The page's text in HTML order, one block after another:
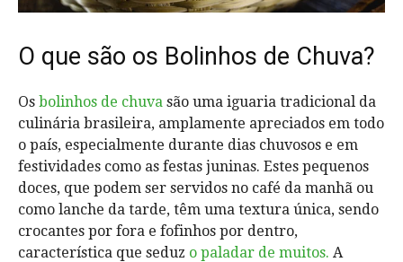
O que são os Bolinhos de Chuva?
Os bolinhos de chuva são uma iguaria tradicional da
culinária brasileira, amplamente apreciados em todo
o país, especialmente durante dias chuvosos e em
festividades como as festas juninas. Estes pequenos
doces, que podem ser servidos no café da manhã ou
como lanche da tarde, têm uma textura única, sendo
crocantes por fora e fofinhos por dentro,
característica que seduz o paladar de muitos. A